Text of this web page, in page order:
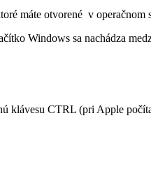
máte otvorené v operačnom
Windows sa nachádza
klávesu CTRL (pri Apple